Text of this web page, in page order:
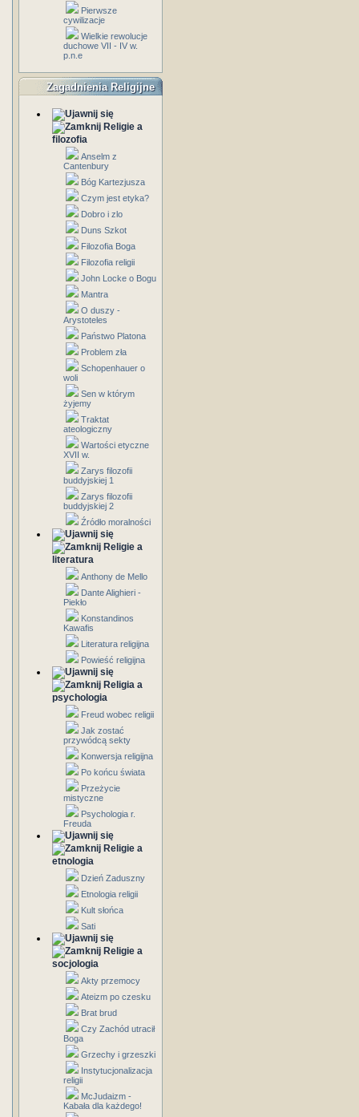
Pierwsze
cywilizacje
Wielkie rewolucje
duchowe VII - IV w.
p.n.e
Zagadnienia Religijne
Religie a
filozofia
Anselm z
Cantenbury
Bóg Kartezjusza
Czym jest etyka?
Dobro i zlo
Duns Szkot
Filozofia Boga
Filozofia religii
John Locke o Bogu
Mantra
O duszy -
Arystoteles
Państwo Platona
Problem zła
Schopenhauer o
woli
Sen w którym
żyjemy
Traktat
ateologiczny
Wartości etyczne
XVII w.
Zarys filozofii
buddyjskiej 1
Zarys filozofii
buddyjskiej 2
Źródło moralności
Religie a
literatura
Anthony de Mello
Dante Alighieri -
Piekło
Konstandinos
Kawafis
Literatura religijna
Powieść religijna
Religia a
psychologia
Freud wobec religii
Jak zostać
przywódcą sekty
Konwersja religijna
Po końcu świata
Przeżycie
mistyczne
Psychologia r.
Freuda
Religie a
etnologia
Dzień Zaduszny
Etnologia religii
Kult słońca
Sati
Religie a
socjologia
Akty przemocy
Ateizm po czesku
Brat brud
Czy Zachód utracił
Boga
Grzechy i grzeszki
Instytucjonalizacja
religii
McJudaizm -
Kabała dla każdego!